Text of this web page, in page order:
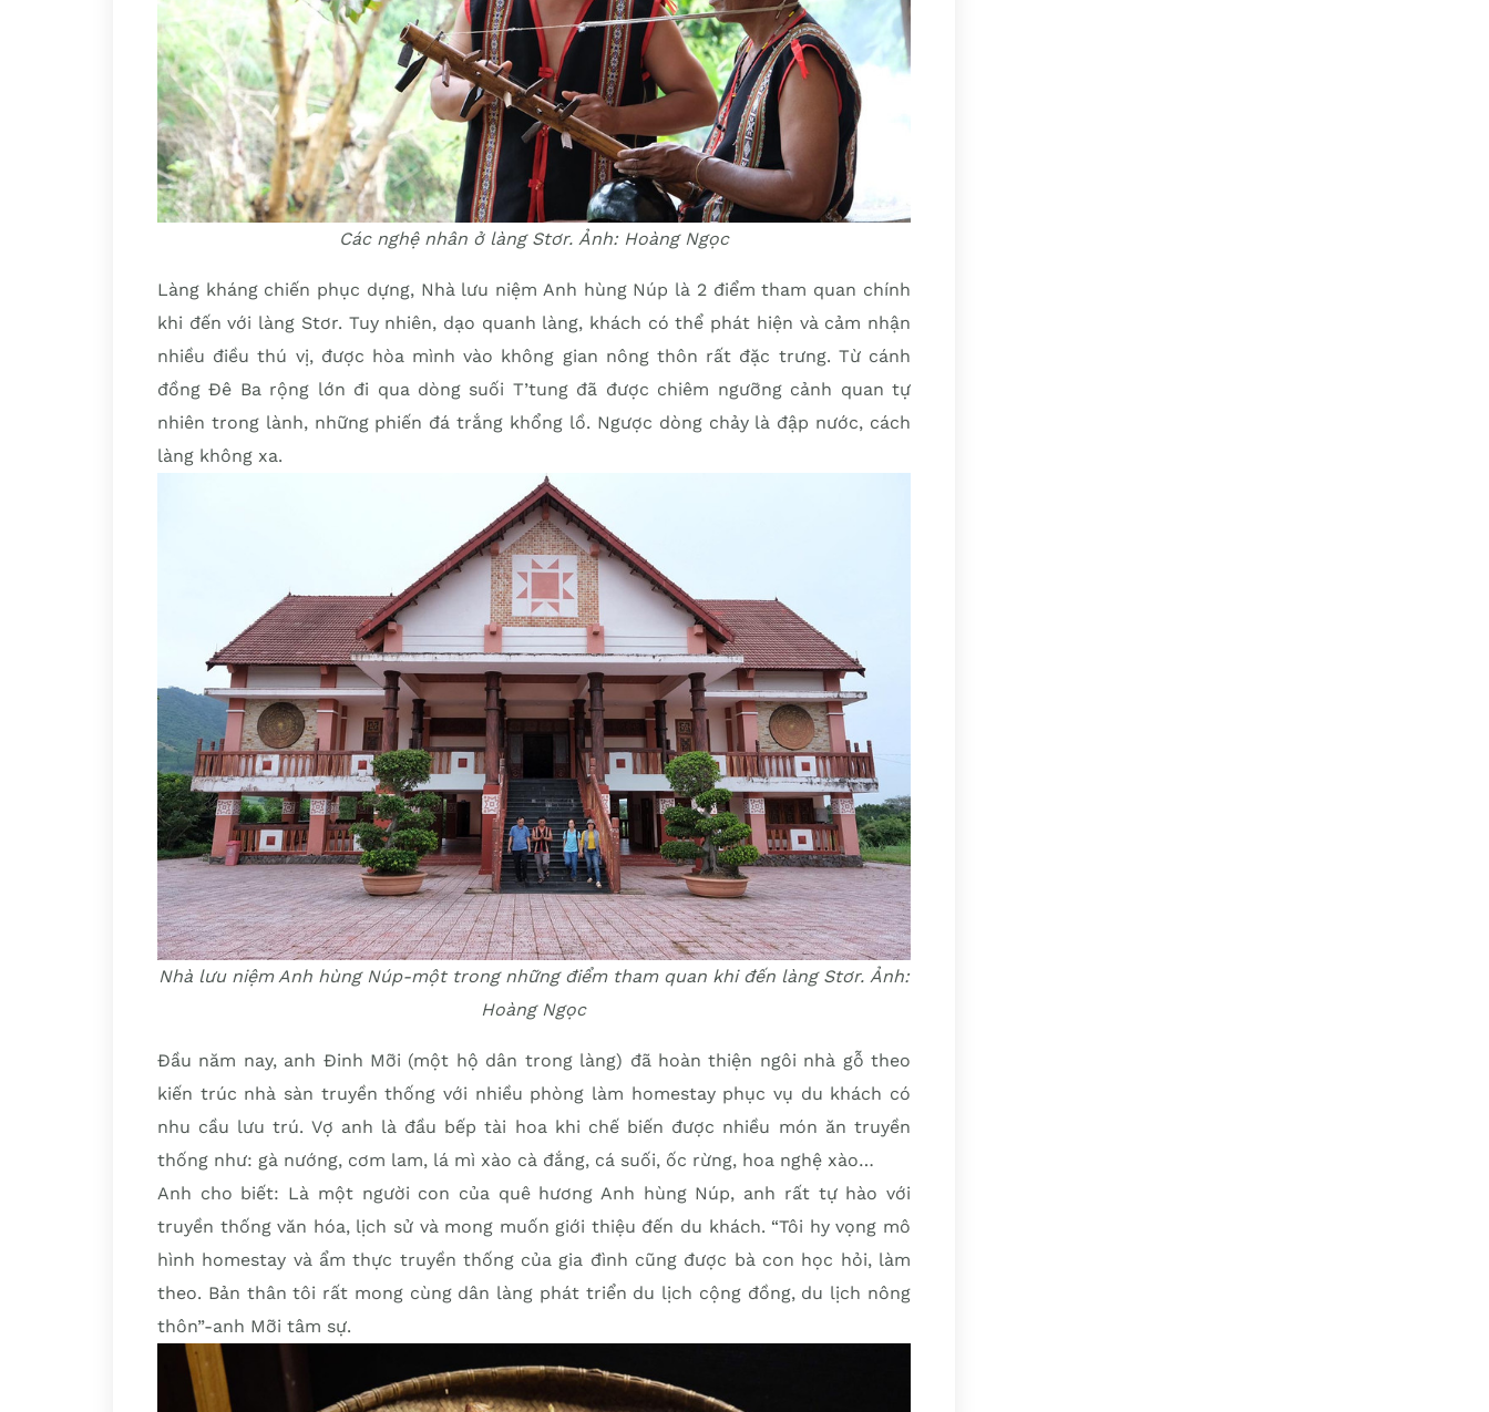
Các nghệ nhân ở làng Stơr. Ảnh: Hoàng Ngọc
Làng kháng chiến phục dựng, Nhà lưu niệm Anh hùng Núp là 2 điểm tham quan chính
khi đến với làng Stơr. Tuy nhiên, dạo quanh làng, khách có thể phát hiện và cảm nhận
nhiều điều thú vị, được hòa mình vào không gian nông thôn rất đặc trưng. Từ cánh
đồng Đê Ba rộng lớn đi qua dòng suối T’tung đã được chiêm ngưỡng cảnh quan tự
nhiên trong lành, những phiến đá trắng khổng lồ. Ngược dòng chảy là đập nước, cách
làng không xa.
Nhà lưu niệm Anh hùng Núp-một trong những điểm tham quan khi đến làng Stơr. Ảnh:
Hoàng Ngọc
Đầu năm nay, anh Đinh Mỡi (một hộ dân trong làng) đã hoàn thiện ngôi nhà gỗ theo
kiến trúc nhà sàn truyền thống với nhiều phòng làm homestay phục vụ du khách có
nhu cầu lưu trú. Vợ anh là đầu bếp tài hoa khi chế biến được nhiều món ăn truyền
thống như: gà nướng, cơm lam, lá mì xào cà đắng, cá suối, ốc rừng, hoa nghệ xào…
Anh cho biết: Là một người con của quê hương Anh hùng Núp, anh rất tự hào với
truyền thống văn hóa, lịch sử và mong muốn giới thiệu đến du khách. “Tôi hy vọng mô
hình homestay và ẩm thực truyền thống của gia đình cũng được bà con học hỏi, làm
theo. Bản thân tôi rất mong cùng dân làng phát triển du lịch cộng đồng, du lịch nông
thôn”-anh Mỡi tâm sự.